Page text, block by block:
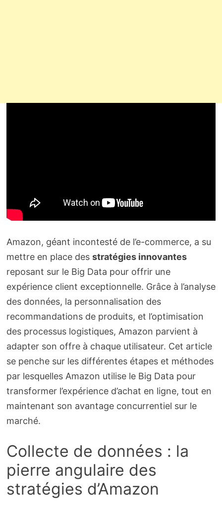
Amazon, géant incontesté de l’e-commerce, a su
mettre en place des stratégies innovantes
reposant sur le Big Data pour offrir une
expérience client exceptionnelle. Grâce à l’analyse
des données, la personnalisation des
recommandations de produits, et l’optimisation
des processus logistiques, Amazon parvient à
adapter son offre à chaque utilisateur. Cet article
se penche sur les différentes étapes et méthodes
par lesquelles Amazon utilise le Big Data pour
transformer l’expérience d’achat en ligne, tout en
maintenant son avantage concurrentiel sur le
marché.
Collecte de données : la
pierre angulaire des
stratégies d’Amazon